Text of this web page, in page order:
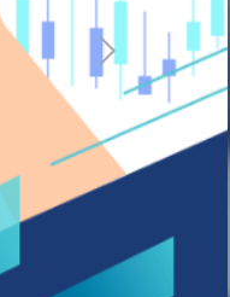
Next